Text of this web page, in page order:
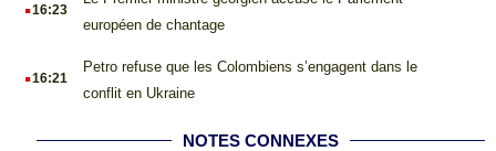
16:23
européen de chantage
.16:21
Petro refuse que les Colombiens s’engagent dans le
conflit en Ukraine
NOTES CONNEXES